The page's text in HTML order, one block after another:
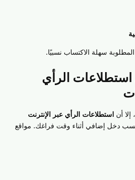
سهلة الاكتساب نسبيًا.
الرأي
أن استطلاعات الرأي عبر الإنترنت
دخل إضافي أثناء وقت فراغك. مواقع